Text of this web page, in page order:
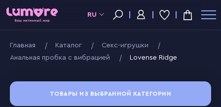
RU
Главная Kаталог
Секс-игрушки
Анальная пробка с вибрацией
Lovense Ridge
ТОВАРЫ ИЗ ВЫБРАННОЙ КАТЕГОРИИ